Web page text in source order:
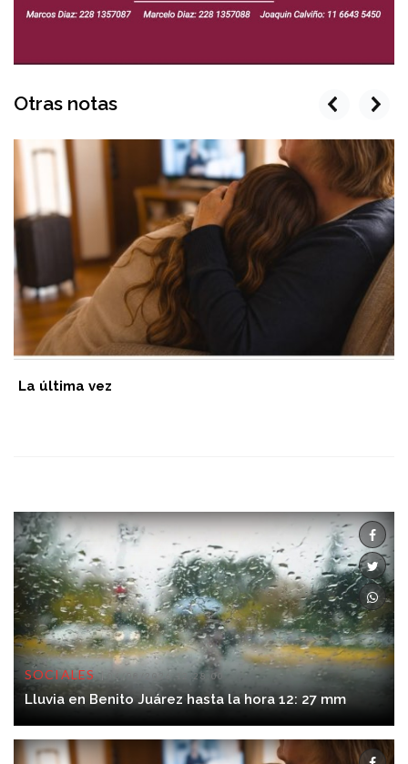
Otras notas
La última vez
prev next
SOCIALES 06/08/2026 12:28:00
Lluvia en Benito Juárez hasta la hora 12: 27 mm